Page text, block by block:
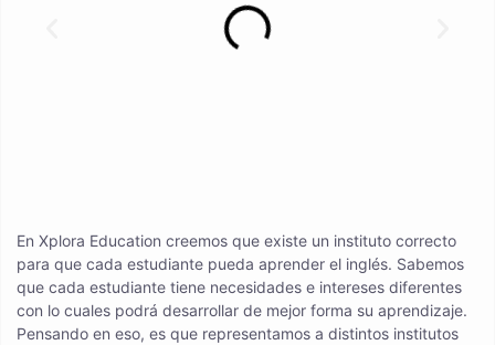
En Xplora Education creemos que existe un instituto correcto
para que cada estudiante pueda aprender el inglés. Sabemos
que cada estudiante tiene necesidades e intereses diferentes
con lo cuales podrá desarrollar de mejor forma su aprendizaje.
Pensando en eso, es que representamos a distintos institutos